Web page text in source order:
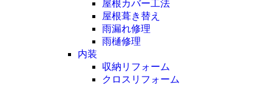
屋根カバー工法
屋根葺き替え
雨漏れ修理
雨樋修理
内装
収納リフォーム
クロスリフォーム